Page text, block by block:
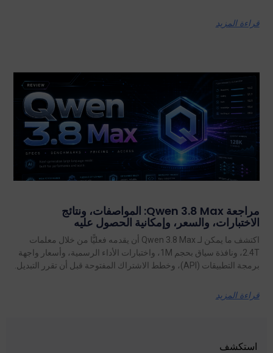
قراءة المزيد
مراجعة Qwen 3.8 Max: المواصفات، ونتائج
الاختبارات، والسعر، وإمكانية الحصول عليه
اكتشف ما يمكن لـ Qwen 3.8 Max أن يقدمه فعليًّا من خلال معلمات
2.4T، ونافذة سياق بحجم 1M، واختبارات الأداء الرسمية، وأسعار واجهة
برمجة التطبيقات (API)، وخطط الاشتراك المفتوحة قبل أن تقرر التبديل.
قراءة المزيد
استكشف